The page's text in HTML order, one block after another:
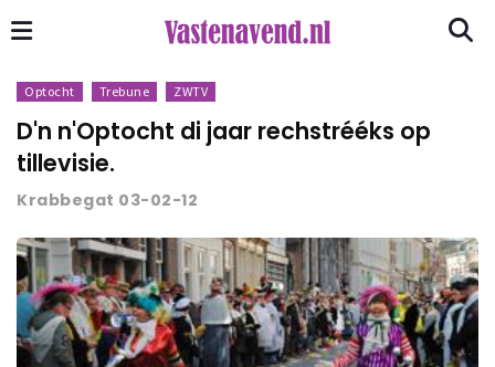
Optocht Trebune ZWTV
D'n n'Optocht di jaar rechstrééks op
tillevisie.
Krabbegat 03-02-12